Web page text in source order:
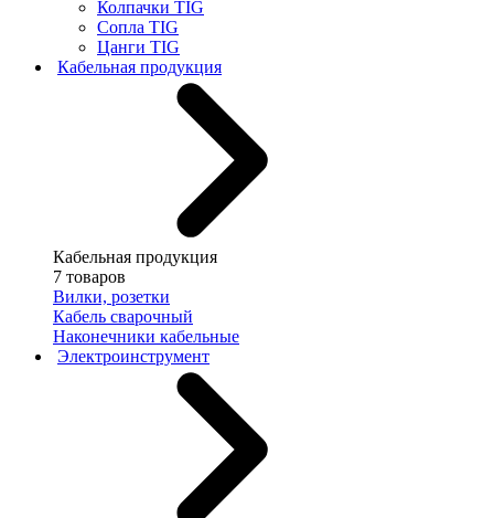
Колпачки TIG
Сопла TIG
Цанги TIG
Кабельная продукция
Кабельная продукция
7 товаров
Вилки, розетки
Кабель сварочный
Наконечники кабельные
Электроинструмент